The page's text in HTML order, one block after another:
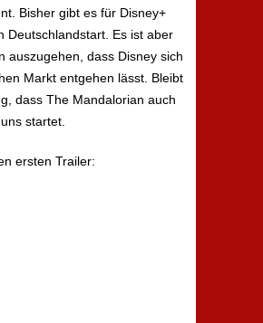
Bisher gibt es für Disney+
Deutschlandstart. Es ist aber
auszugehen, dass Disney sich
Markt entgehen lässt. Bleibt
dass The Mandalorian auch
startet.
ersten Trailer: